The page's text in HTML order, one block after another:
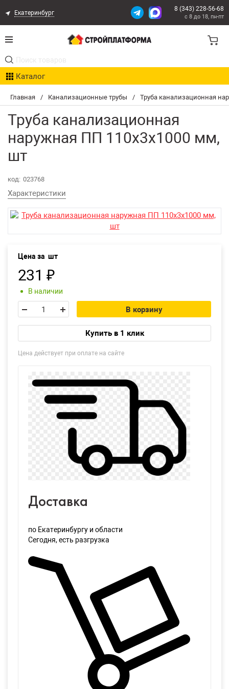
Главная / Канализационные трубы / Труба канализационная
Труба канализационная
наружная ПП 110х3х1000 мм,
шт
код: 023768
Характеристики
Цена за шт
231 ₽
В наличии
В корзину
Купить в 1 клик
Цена действует при оплате на сайте
Доставка
по Екатеринбургу и области
Сегодня, есть разгрузка
Екатеринбург
8 (343) 228-56-68
с 8 до 18, пн-пт
Каталог
Акции
Расчет доставки
Организациям
Опыт поставок
Статьи
Контакты
Екатеринбург